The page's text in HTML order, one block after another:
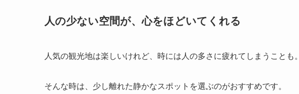
人の少ない空間が、心をほどいてくれる
人気の観光地は楽しいけれど、時には人の多さに疲れてしまうことも。
そんな時は、少し離れた静かなスポットを選ぶのがおすすめです。